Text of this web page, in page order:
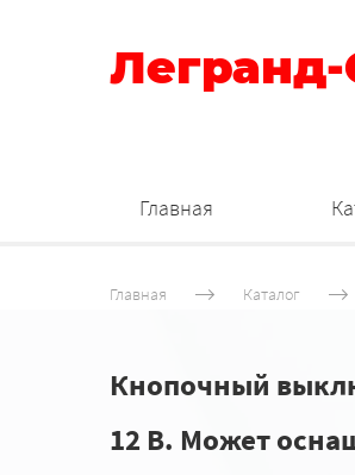
Главная
Главная Каталог
Кнопочный
12 В. Может